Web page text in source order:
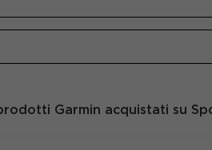
Garmin acquistati su